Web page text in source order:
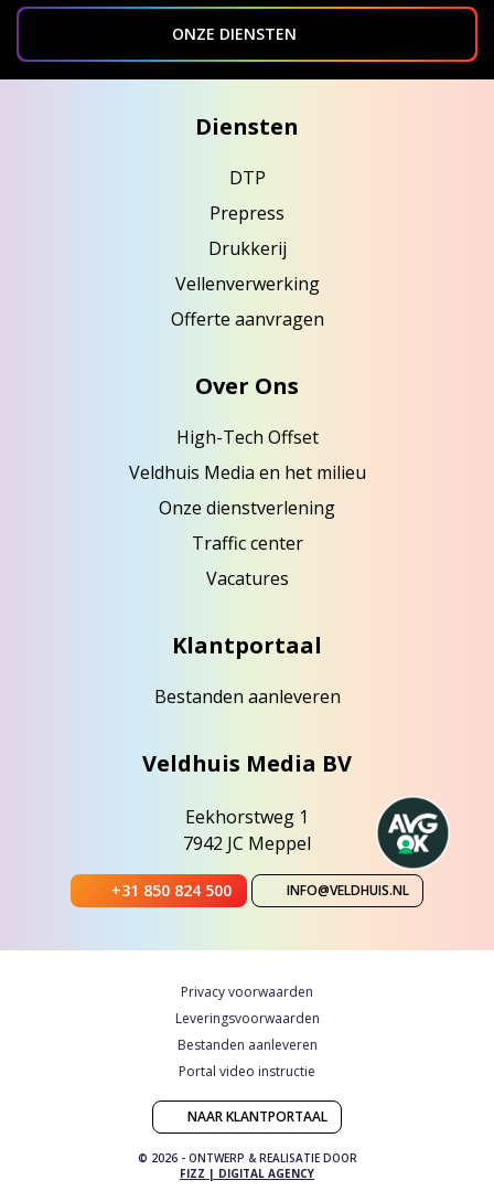
ONZE DIENSTEN
Diensten
DTP
Prepress
Drukkerij
Vellenverwerking
Offerte aanvragen
Over Ons
High-Tech Offset
Veldhuis Media en het milieu
Onze dienstverlening
Traffic center
Vacatures
Klantportaal
Bestanden aanleveren
Veldhuis Media BV
Eekhorstweg 1
7942 JC Meppel
+31 850 824 500 INFO@VELDHUIS.NL
© 2026 - ONTWERP & REALISATIE DOOR
FIZZ | DIGITAL AGENCY
Privacy voorwaarden
Leveringsvoorwaarden
Bestanden aanleveren
Portal video instructie
NAAR KLANTPORTAAL